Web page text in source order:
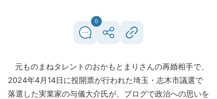
0
元ものまねタレントのおかもとまりさんの再婚相手で、
2024年4月14日に投開票が行われた埼玉・志木市議選で
落選した実業家の与儀大介氏が、ブログで政治への思いを